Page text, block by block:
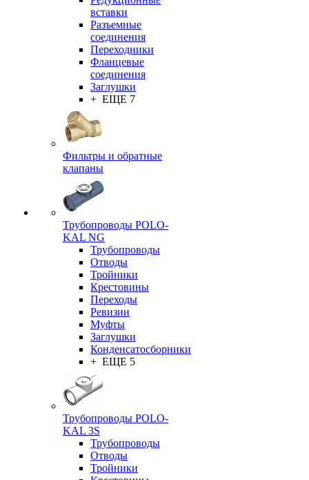
вставки
Разъемные
соединения
Переходники
Фланцевые
соединения
Заглушки
+ ЕЩЕ 7
Фильтры и обратные
клапаны
Трубопроводы POLO-
KAL NG
Трубопроводы
Отводы
Тройники
Крестовины
Переходы
Ревизии
Муфты
Заглушки
Конденсатосборники
+ ЕЩЕ 5
Трубопроводы POLO-
KAL 3S
Трубопроводы
Отводы
Тройники